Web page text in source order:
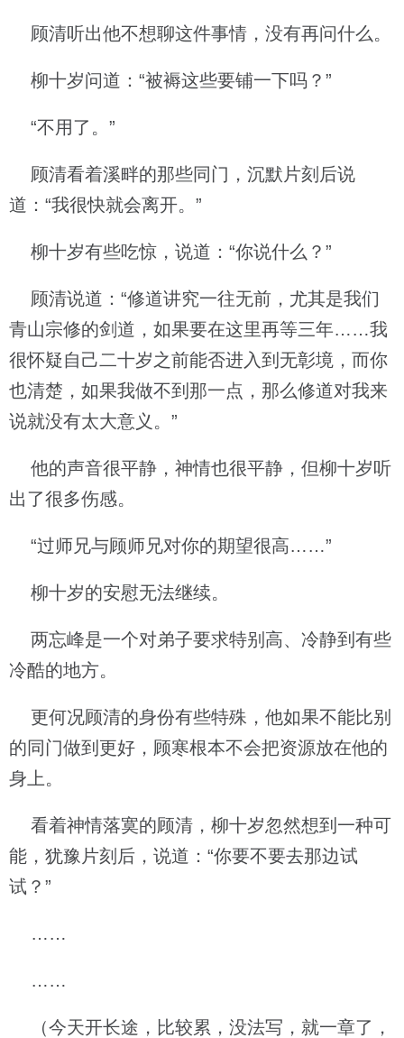
顾清听出他不想聊这件事情，没有再问什么。
柳十岁问道：“被褥这些要铺一下吗？”
“不用了。”
顾清看着溪畔的那些同门，沉默片刻后说
道：“我很快就会离开。”
柳十岁有些吃惊，说道：“你说什么？”
顾清说道：“修道讲究一往无前，尤其是我们
青山宗修的剑道，如果要在这里再等三年……我
很怀疑自己二十岁之前能否进入到无彰境，而你
也清楚，如果我做不到那一点，那么修道对我来
说就没有太大意义。”
他的声音很平静，神情也很平静，但柳十岁听
出了很多伤感。
“过师兄与顾师兄对你的期望很高……”
柳十岁的安慰无法继续。
两忘峰是一个对弟子要求特别高、冷静到有些
冷酷的地方。
更何况顾清的身份有些特殊，他如果不能比别
的同门做到更好，顾寒根本不会把资源放在他的
身上。
看着神情落寞的顾清，柳十岁忽然想到一种可
能，犹豫片刻后，说道：“你要不要去那边试
试？”
……
……
（今天开长途，比较累，没法写，就一章了，